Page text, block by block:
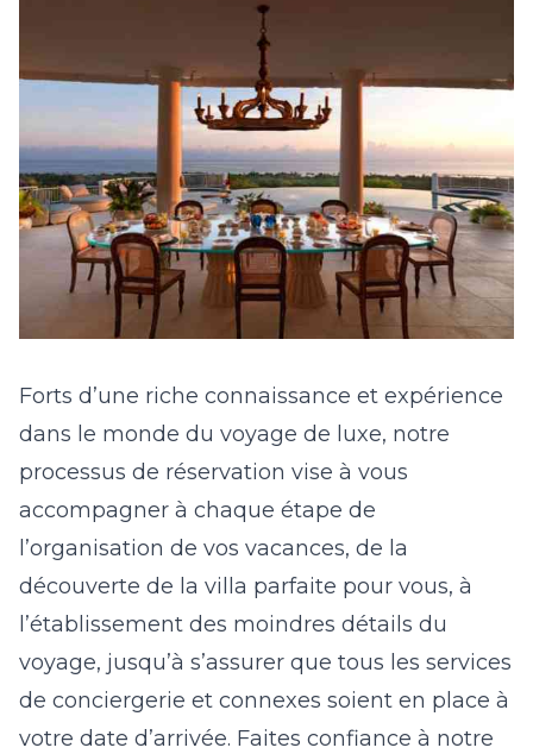
Forts d’une riche connaissance et expérience
dans le monde du voyage de luxe, notre
processus de réservation vise à vous
accompagner à chaque étape de
l’organisation de vos vacances, de la
découverte de la villa parfaite pour vous, à
l’établissement des moindres détails du
voyage, jusqu’à s’assurer que tous les services
de conciergerie et connexes soient en place à
votre date d’arrivée. Faites confiance à notre